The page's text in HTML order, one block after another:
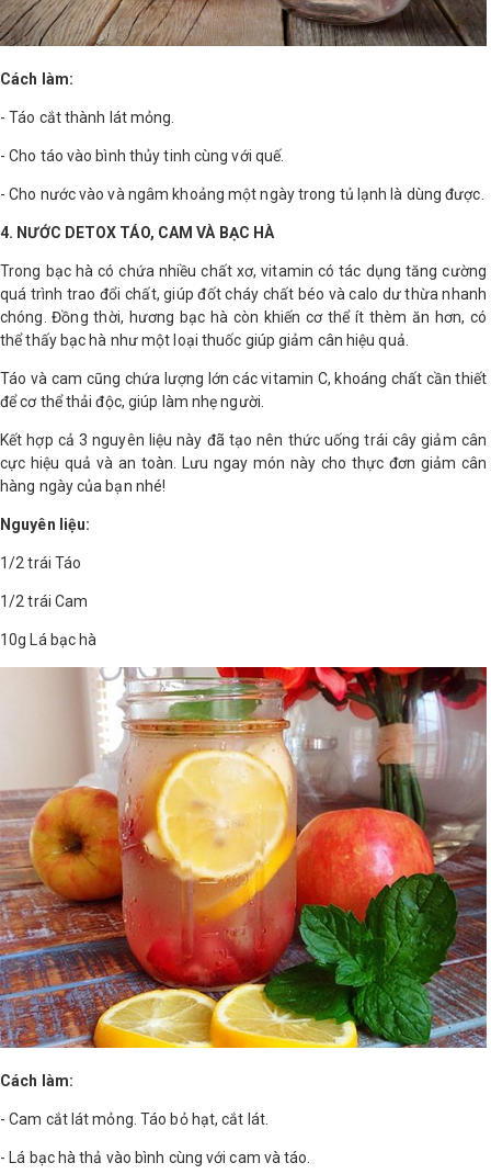
Cách làm:
- Táo cắt thành lát mỏng.
- Cho táo vào bình thủy tinh cùng với quế.
- Cho nước vào và ngâm khoảng một ngày trong tủ lạnh là dùng được.
4. NƯỚC DETOX TÁO, CAM VÀ BẠC HÀ
Trong bạc hà có chứa nhiều chất xơ, vitamin có tác dụng tăng cường
quá trình trao đổi chất, giúp đốt cháy chất béo và calo dư thừa nhanh
chóng. Đồng thời, hương bạc hà còn khiến cơ thể ít thèm ăn hơn, có
thể thấy bạc hà như một loại thuốc giúp giảm cân hiệu quả.
Táo và cam cũng chứa lượng lớn các vitamin C, khoáng chất cần thiết
để cơ thể thải độc, giúp làm nhẹ người.
Kết hợp cả 3 nguyên liệu này đã tạo nên thức uống trái cây giảm cân
cực hiệu quả và an toàn. Lưu ngay món này cho thực đơn giảm cân
hàng ngày của bạn nhé!
Nguyên liệu:
1/2 trái Táo
1/2 trái Cam
10g Lá bạc hà
Cách làm:
- Cam cắt lát mỏng. Táo bỏ hạt, cắt lát.
- Lá bạc hà thả vào bình cùng với cam và táo.